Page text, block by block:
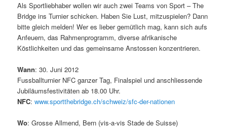
Als Sportliebhaber wollen wir auch zwei Teams von Sport – The
Bridge ins Turnier schicken. Haben Sie Lust, mitzuspielen? Dann
bitte gleich melden! Wer es lieber gemütlich mag, kann sich aufs
Anfeuern, das Rahmenprogramm, diverse afrikanische
Köstlichkeiten und das gemeinsame Anstossen konzentrieren.
Wann: 30. Juni 2012
Fussballturnier NFC ganzer Tag, Finalspiel und anschliessende
Jubiläumsfestivitäten ab 18.00 Uhr.
NFC:www.sportthebridge.ch/schweiz/sfc-der-nationen
Wo: Grosse Allmend, Bern (vis-a-vis Stade de Suisse)